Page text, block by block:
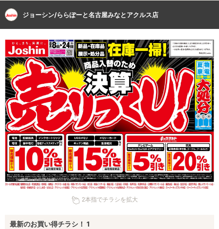
ジョーシン/ららぽーと名古屋みなとアクルス店
2本指でチラシを拡大
最新のお買い得チラシ！ 1